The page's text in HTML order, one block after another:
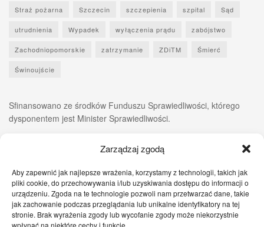
Zarządzaj zgodą
Aby zapewnić jak najlepsze wrażenia, korzystamy z technologii, takich jak
pliki cookie, do przechowywania i/lub uzyskiwania dostępu do informacji o
urządzeniu. Zgoda na te technologie pozwoli nam przetwarzać dane, takie
jak zachowanie podczas przeglądania lub unikalne identyfikatory na tej
stronie. Brak wyrażenia zgody lub wycofanie zgody może niekorzystnie
wpłynąć na niektóre cechy i funkcje.
Straż pożarna Szczecin szczepienia szpital Sąd
utrudnienia Wypadek wyłączenia prądu zabójstwo
Zachodniopomorskie zatrzymanie ZDiTM Śmierć
Świnoujście
Sfinansowano ze środków Funduszu Sprawiedliwości, którego
dysponentem jest Minister Sprawiedliwości.